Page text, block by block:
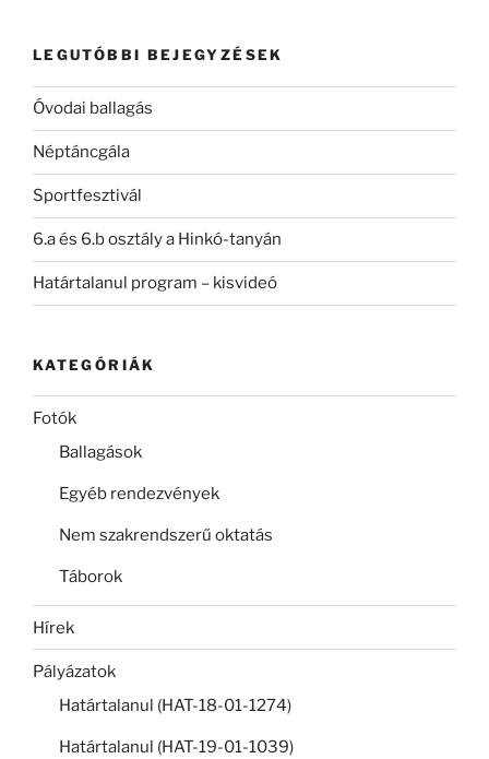
LEGUTÓBBI BEJEGYZÉSEK
Óvodai ballagás
Néptáncgála
Sportfesztivál
6.a és 6.b osztály a Hinkó-tanyán
Határtalanul program – kisvideó
KATEGÓRIÁK
Fotók
Ballagások
Egyéb rendezvények
Nem szakrendszerű oktatás
Táborok
Hírek
Pályázatok
Határtalanul (HAT-18-01-1274)
Határtalanul (HAT-19-01-1039)